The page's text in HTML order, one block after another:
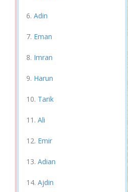
Adin
Eman
Imran
Harun
Tarik
Ali
Emir
Adian
Ajdin